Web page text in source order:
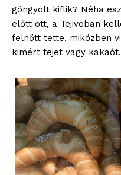
göngyölt kiflik? Néha
előtt ott, a Tejivóban
felnőtt tette, miközben
kimért tejet vagy kakaót.